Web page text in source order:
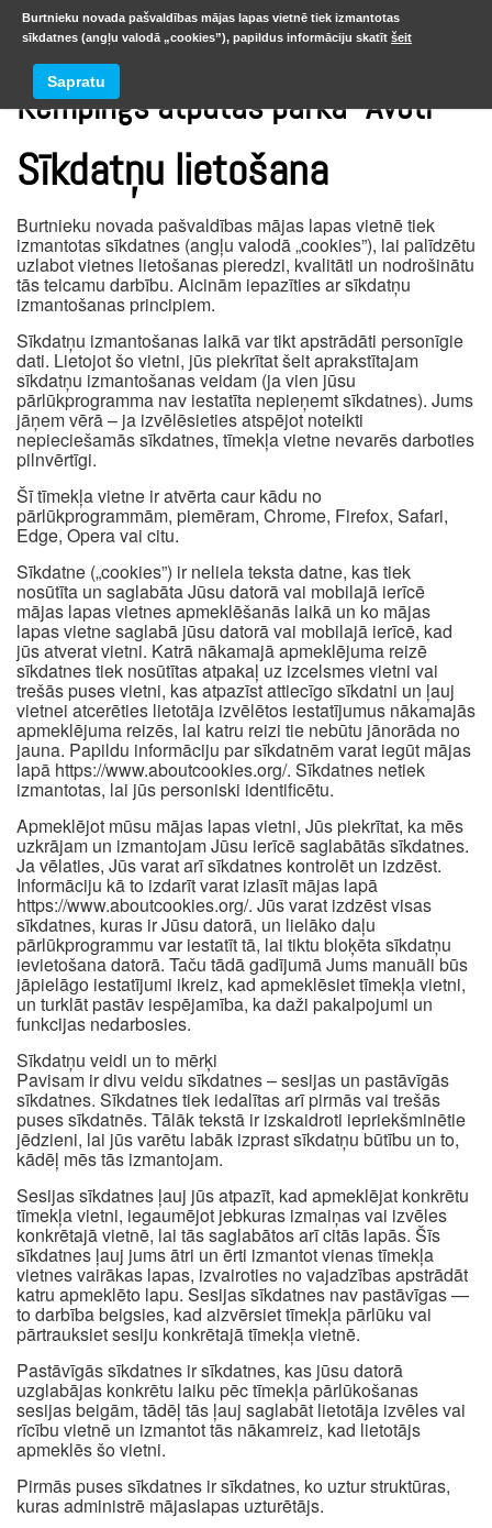
Kempings atpūtas parkā “Avoti”
Sīkdatņu lietošana
Burtnieku novada pašvaldības mājas lapas vietnē tiek
izmantotas sīkdatnes (angļu valodā „cookies”), lai palīdzētu
uzlabot vietnes lietošanas pieredzi, kvalitāti un nodrošinātu
tās teicamu darbību. Aicinām iepazīties ar sīkdatņu
izmantošanas principiem.
Sīkdatņu izmantošanas laikā var tikt apstrādāti personīgie
dati. Lietojot šo vietni, jūs piekrītat šeit aprakstītajam
sīkdatņu izmantošanas veidam (ja vien jūsu
pārlūkprogramma nav iestatīta nepieņemt sīkdatnes). Jums
jāņem vērā – ja izvēlēsieties atspējot noteikti
nepieciešamās sīkdatnes, tīmekļa vietne nevarēs darboties
pilnvērtīgi.
Šī tīmekļa vietne ir atvērta caur kādu no
pārlūkprogrammām, piemēram, Chrome, Firefox, Safari,
Edge, Opera vai citu.
Sīkdatne („cookies”) ir neliela teksta datne, kas tiek
nosūtīta un saglabāta Jūsu datorā vai mobilajā ierīcē
mājas lapas vietnes apmeklēšanās laikā un ko mājas
lapas vietne saglabā jūsu datorā vai mobilajā ierīcē, kad
jūs atverat vietni. Katrā nākamajā apmeklējuma reizē
sīkdatnes tiek nosūtītas atpakaļ uz izcelsmes vietni vai
trešās puses vietni, kas atpazīst attiecīgo sīkdatni un ļauj
vietnei atcerēties lietotāja izvēlētos iestatījumus nākamajās
apmeklējuma reizēs, lai katru reizi tie nebūtu jānorāda no
jauna. Papildu informāciju par sīkdatnēm varat iegūt mājas
lapā https://www.aboutcookies.org/. Sīkdatnes netiek
izmantotas, lai jūs personiski identificētu.
Apmeklējot mūsu mājas lapas vietni, Jūs piekrītat, ka mēs
uzkrājam un izmantojam Jūsu ierīcē saglabātās sīkdatnes.
Ja vēlaties, Jūs varat arī sīkdatnes kontrolēt un izdzēst.
Informāciju kā to izdarīt varat izlasīt mājas lapā
https://www.aboutcookies.org/. Jūs varat izdzēst visas
sīkdatnes, kuras ir Jūsu datorā, un lielāko daļu
pārlūkprogrammu var iestatīt tā, lai tiktu bloķēta sīkdatņu
ievietošana datorā. Taču tādā gadījumā Jums manuāli būs
jāpielāgo iestatījumi ikreiz, kad apmeklēsiet tīmekļa vietni,
un turklāt pastāv iespējamība, ka daži pakalpojumi un
funkcijas nedarbosies.
Sīkdatņu veidi un to mērķi
Pavisam ir divu veidu sīkdatnes – sesijas un pastāvīgās
sīkdatnes. Sīkdatnes tiek iedalītas arī pirmās vai trešās
puses sīkdatnēs. Tālāk tekstā ir izskaidroti iepriekšminētie
jēdzieni, lai jūs varētu labāk izprast sīkdatņu būtību un to,
kādēļ mēs tās izmantojam.
Sesijas sīkdatnes ļauj jūs atpazīt, kad apmeklējat konkrētu
tīmekļa vietni, iegaumējot jebkuras izmaiņas vai izvēles
konkrētajā vietnē, lai tās saglabātos arī citās lapās. Šīs
sīkdatnes ļauj jums ātri un ērti izmantot vienas tīmekļa
vietnes vairākas lapas, izvairoties no vajadzības apstrādāt
katru apmeklēto lapu. Sesijas sīkdatnes nav pastāvīgas —
to darbība beigsies, kad aizvērsiet tīmekļa pārlūku vai
pārtrauksiet sesiju konkrētajā tīmekļa vietnē.
Pastāvīgās sīkdatnes ir sīkdatnes, kas jūsu datorā
uzglabājas konkrētu laiku pēc tīmekļa pārlūkošanas
sesijas beigām, tādēļ tās ļauj saglabāt lietotāja izvēles vai
rīcību vietnē un izmantot tās nākamreiz, kad lietotājs
apmeklēs šo vietni.
Pirmās puses sīkdatnes ir sīkdatnes, ko uztur struktūras,
kuras administrē mājaslapas uzturētājs.
Burtnieku novada pašvaldības mājas lapas vietnē tiek izmantotas
sīkdatnes (angļu valodā „cookies”), papildus informāciju skatīt šeit
Sapratu